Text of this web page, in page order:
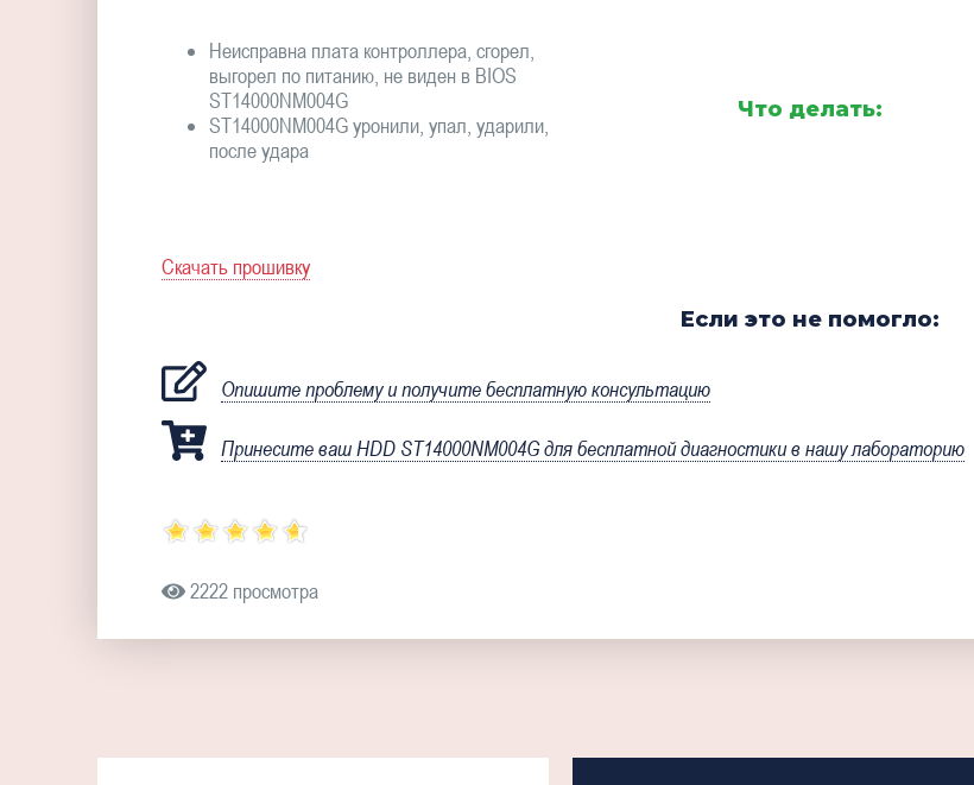
Неисправна плата контроллера, сгорел,
выгорел по питанию, не виден в BIOS
ST14000NM004G
ST14000NM004G уронили, упал, ударили,
после удара
Что делать:
Скачать прошивку
Если это не помогло:
Опишите проблему и получите бесплатную консультацию
Принесите ваш HDD ST14000NM004G для бесплатной диагностики в нашу лабораторию
2222 просмотра